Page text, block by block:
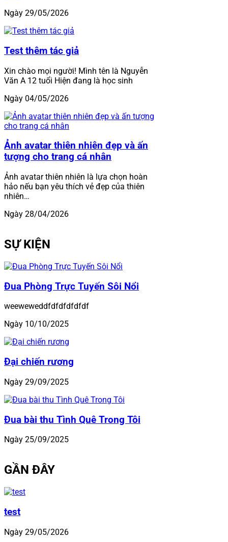
Ngày 29/05/2026
Test thêm tác giả
Xin chào mọi người! Mình tên là Nguyễn
Văn A 12 tuổi Hiện đang là học sinh
Ngày 04/05/2026
Ảnh avatar thiên nhiên đẹp và ấn
tượng cho trang cá nhân
Ảnh avatar thiên nhiên là lựa chọn hoàn
hảo nếu bạn yêu thích vẻ đẹp của thiên
nhiên…
Ngày 28/04/2026
SỰ KIỆN
Đua Phòng Trực Tuyến Sôi Nổi
weeweweddfdfdfdfdfdf
Ngày 10/10/2025
Đại chiến rương
Ngày 29/09/2025
Đua bài thu Tình Quê Trong Tôi
Ngày 25/09/2025
GẦN ĐÂY
test
Ngày 29/05/2026